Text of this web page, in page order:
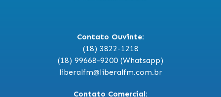
Contato Ouvinte:
(18) 3822-1218
(18) 99668-9200 (Whatsapp)
liberalfm@liberalfm.com.br
Contato Comercial: